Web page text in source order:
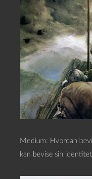
Medium: Hvordan
kan bevise sin